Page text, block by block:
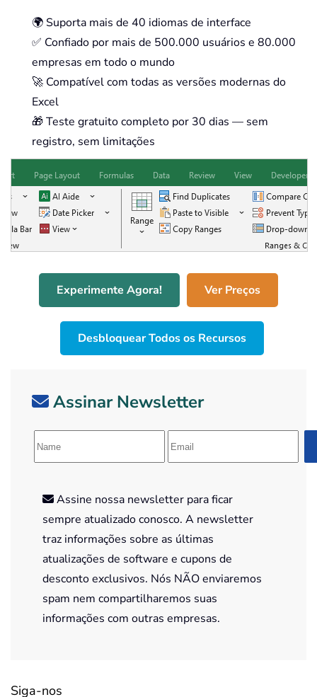
🌍 Suporta mais de 40 idiomas de interface
✅ Confiado por mais de 500.000 usuários e 80.000
empresas em todo o mundo
🚀 Compatível com todas as versões modernas do
Excel
🎁 Teste gratuito completo por 30 dias — sem
registro, sem limitações
Experimente Agora! Ver Preços
Desbloquear Todos os Recursos
Assinar Newsletter
Assine nossa newsletter para ficar
sempre atualizado conosco. A newsletter
traz informações sobre as últimas
atualizações de software e cupons de
desconto exclusivos. Nós NÃO enviaremos
spam nem compartilharemos suas
informações com outras empresas.
Siga-nos